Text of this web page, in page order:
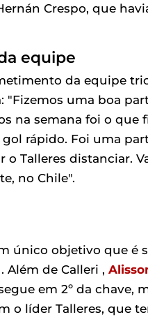
Crespo, que
equipe
da equipe
uma boa
na semana foi o que
rápido. Foi uma
Talleres distanciar.
no Chile".
único objetivo que é
Além de Calleri ,
em 2º da chave,
líder Talleres, que